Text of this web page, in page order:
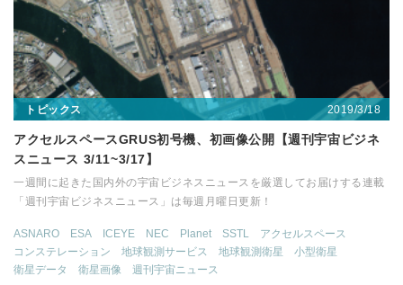
トピックス 2019/3/18
アクセルスペースGRUS初号機、初画像公開【週刊宇宙ビジネ
スニュース 3/11~3/17】
一週間に起きた国内外の宇宙ビジネスニュースを厳選してお届けする連載
「週刊宇宙ビジネスニュース」は毎週月曜日更新！
ASNARO ESA ICEYE NEC Planet SSTL
アクセルスペース
コンステレーション
地球観測サービス 地球観測衛星
小型衛星
衛星データ
衛星画像 週刊宇宙ニュース